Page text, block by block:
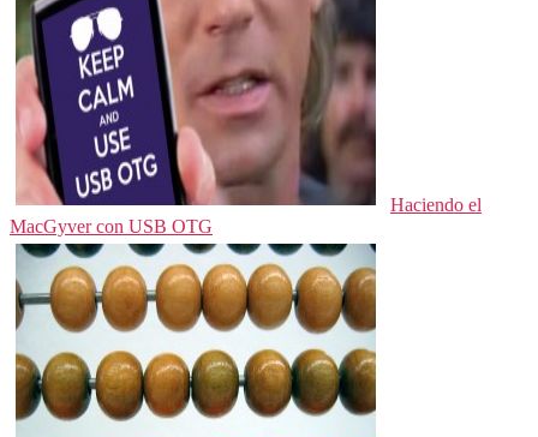
Haciendo el
MacGyver con USB OTG